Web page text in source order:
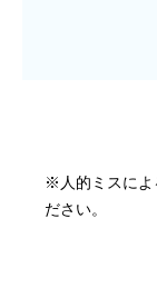
※人的ミスによ
ださい。